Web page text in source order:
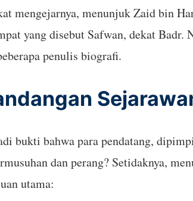
mengejarnya, menunjuk Zaid bin
yang disebut Safwan, dekat
penulis biografi.
bukti bahwa para pendatang,
dan perang? Setidaknya,
utama: